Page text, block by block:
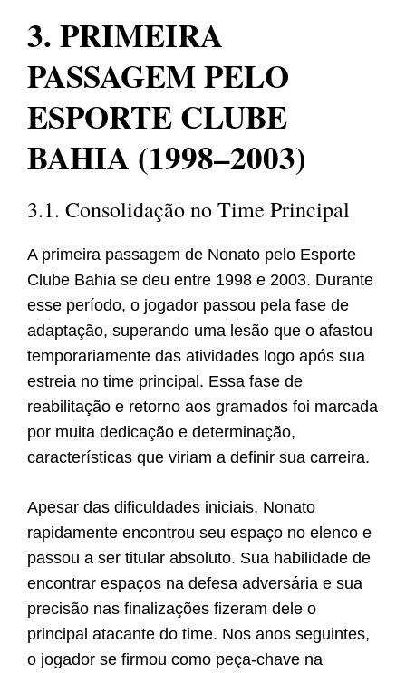
3. PRIMEIRA
PASSAGEM PELO
ESPORTE CLUBE
BAHIA (1998–2003)
3.1. Consolidação no Time Principal
A primeira passagem de Nonato pelo Esporte
Clube Bahia se deu entre 1998 e 2003. Durante
esse período, o jogador passou pela fase de
adaptação, superando uma lesão que o afastou
temporariamente das atividades logo após sua
estreia no time principal. Essa fase de
reabilitação e retorno aos gramados foi marcada
por muita dedicação e determinação,
características que viriam a definir sua carreira.
Apesar das dificuldades iniciais, Nonato
rapidamente encontrou seu espaço no elenco e
passou a ser titular absoluto. Sua habilidade de
encontrar espaços na defesa adversária e sua
precisão nas finalizações fizeram dele o
principal atacante do time. Nos anos seguintes,
o jogador se firmou como peça-chave na